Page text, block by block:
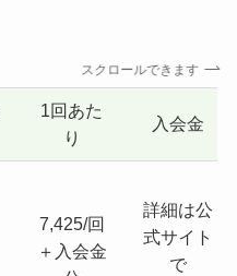
スクロールできます
1回あた
り
入会金
7,425/回
＋入会金
詳細は公
式サイト
で